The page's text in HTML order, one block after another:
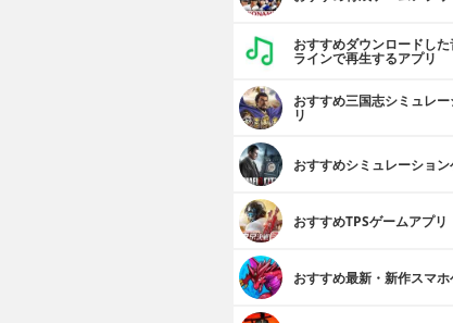
おすすめダウンロードし
ラインで再生するアプリ
おすすめ三国志シミュレ
リ
おすすめシミュレーショ
おすすめTPSゲームアプリ
おすすめ最新・新作スマ